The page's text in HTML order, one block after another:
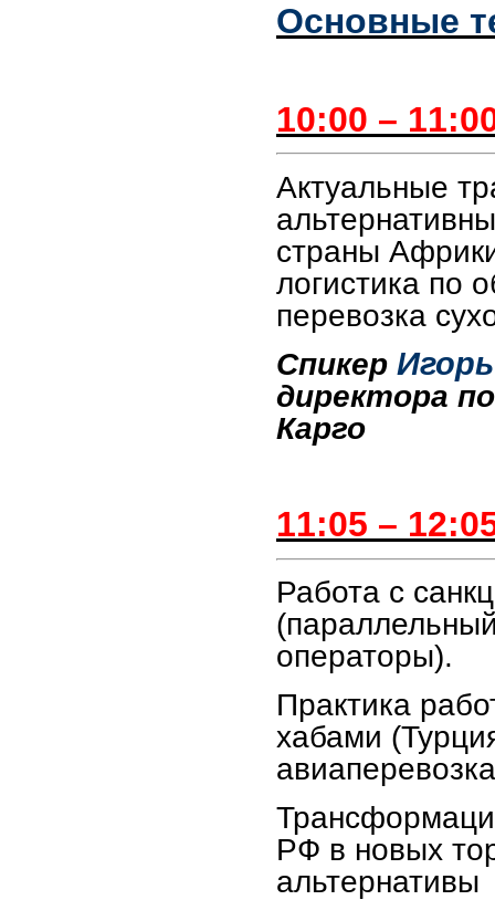
Основные
10:00 –
Актуальные
страны
логистика по
перевозка
Спикер
директора
Карго
11:05 –
Работа с
операторы).
Практика
хабами
РФ в новых
альтернативы